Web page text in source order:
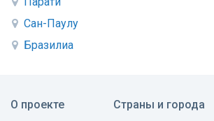
Сан-Паулу
Бразилиа
О проекте
Страны и города